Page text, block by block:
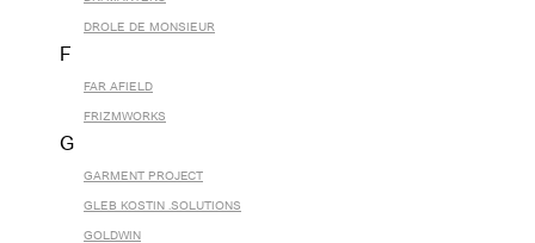
DROLE DE MONSIEUR
F
FAR AFIELD
FRIZMWORKS
G
GARMENT PROJECT
GLEB KOSTIN .SOLUTIONS
GOLDWIN